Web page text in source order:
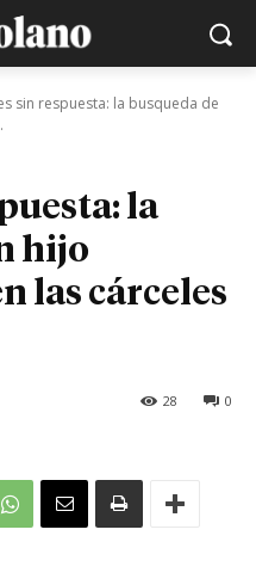
sin respuesta: la busqueda de
la
hijo
las cárceles
0
28